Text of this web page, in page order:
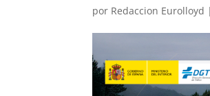
por Redaccion Eurolloyd |